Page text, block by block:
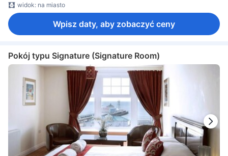
widok: na miasto
Wpisz daty, aby zobaczyć ceny
Pokój typu Signature (Signature Room)